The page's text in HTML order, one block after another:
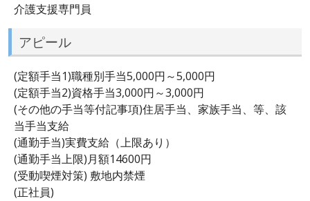
介護支援専門員
アピール
(定額手当1)職種別手当5,000円～5,000円
(定額手当2)資格手当3,000円～3,000円
(その他の手当等付記事項)住居手当、家族手当、等、該
当手当支給
(通勤手当)実費支給（上限あり）
(通勤手当上限)月額14600円
(受動喫煙対策) 敷地内禁煙
(正社員)